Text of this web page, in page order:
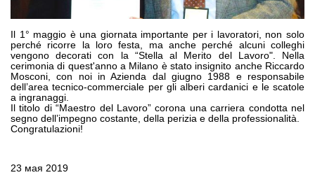
Аксиально поршневые насосы и моторы
Motori elettrici brushless - Serie MS
Радіально-поршневі двигуни
Двигатели с Планетарным редуктором для Bondioli &
Pavesi
Соединительные системы
Система управления
Распределители
Il 1° maggio è una giornata importante per i lavoratori, non solo
perché ricorre la loro festa, ma anche perché alcuni colleghi
vengono decorati con la “Stella al Merito del Lavoro". Nella
cerimonia di quest'anno a Milano è stato insignito anche Riccardo
Mosconi, con noi in Azienda dal giugno 1988 e responsabile
dell’area tecnico-commerciale per gli alberi cardanici e le scatole
a ingranaggi.
Il titolo di “Maestro del Lavoro” corona una carriera condotta nel
segno dell’impegno costante, della perizia e della professionalità.
Congratulazioni!
23 мая 2019